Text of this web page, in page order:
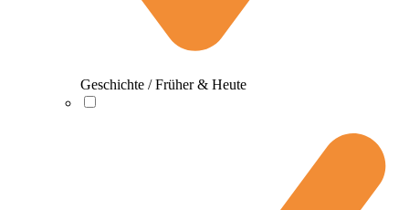
Geschichte / Früher & Heute